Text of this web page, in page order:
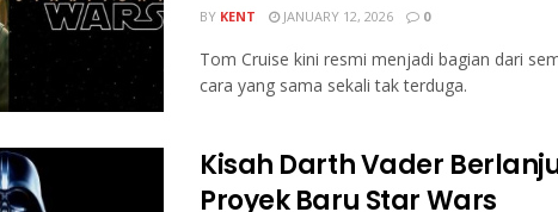
BY KENT JANUARY 12, 2026 0
Tom Cruise kini resmi menjadi bagian dari
cara yang sama sekali tak terduga.
Kisah Darth Vader
Proyek Baru Star Wars